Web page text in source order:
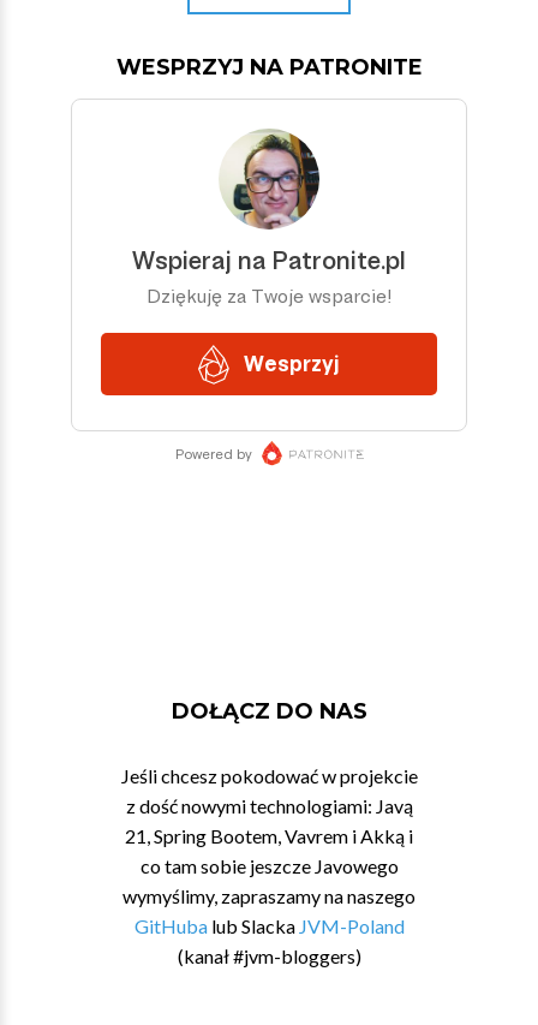
WESPRZYJ NA PATRONITE
DOŁĄCZ DO NAS
Jeśli chcesz pokodować w projekcie
z dość nowymi technologiami: Javą
21, Spring Bootem, Vavrem i Akką i
co tam sobie jeszcze Javowego
wymyślimy, zapraszamy na naszego
GitHubalub Slacka JVM-Poland
(kanał #jvm-bloggers)